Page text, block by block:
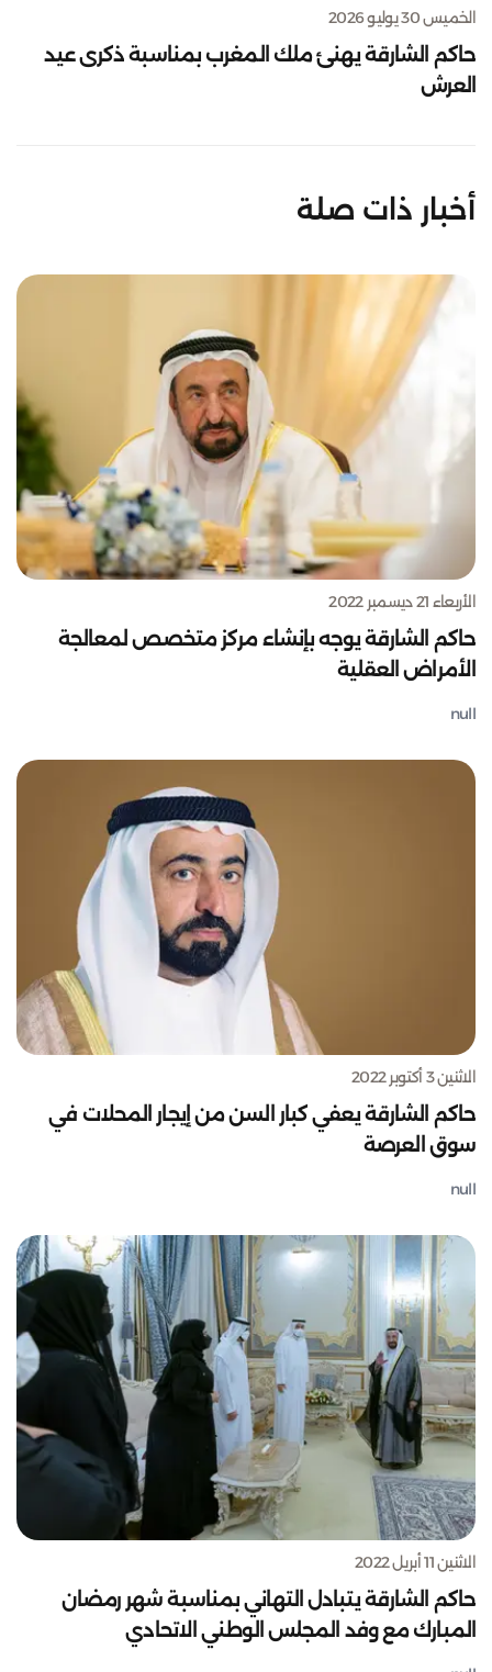
الخميس 30 يوليو 2026
حاكم الشارقة يهنئ ملك المغرب بمناسبة ذكرى عيد
العرش
أخبار ذات صلة
الأربعاء 21 ديسمبر 2022
حاكم الشارقة يوجه بإنشاء مركز متخصص لمعالجة
الأمراض العقلية
null
الاثنين 3 أكتوبر 2022
حاكم الشارقة يعفي كبار السن من إيجار المحلات في
سوق العرصة
null
الاثنين 11 أبريل 2022
حاكم الشارقة يتبادل التهاني بمناسبة شهر رمضان
المبارك مع وفد المجلس الوطني الاتحادي